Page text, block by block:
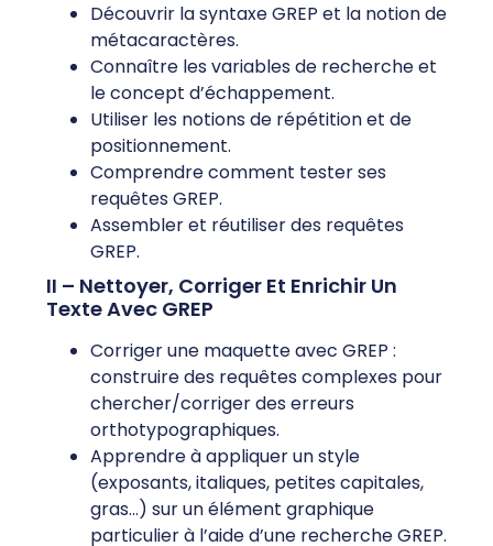
Découvrir la syntaxe GREP et la notion de
métacaractères.
Connaître les variables de recherche et
le concept d’échappement.
Utiliser les notions de répétition et de
positionnement.
Comprendre comment tester ses
requêtes GREP.
Assembler et réutiliser des requêtes
GREP.
II – Nettoyer, Corriger Et Enrichir Un
Texte Avec GREP
Corriger une maquette avec GREP :
construire des requêtes complexes pour
chercher/corriger des erreurs
orthotypographiques.
Apprendre à appliquer un style
(exposants, italiques, petites capitales,
gras…) sur un élément graphique
particulier à l’aide d’une recherche GREP.